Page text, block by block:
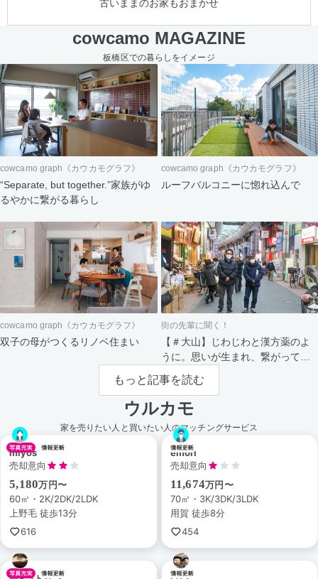
古いままのお家もおまかせ
cowcamo MAGAZINE
板橋区での暮らしをイメージ
cowcamo graph《カウカモグラフ》
“Separate, but together.”家族がゆ
るやかに繋がる暮らし
cowcamo graph《カウカモグラフ》
ルーフバルコニーに惚れ込んで
cowcamo graph《カウカモグラフ》
双子の母がつくるリノベ住まい
街の先輩に聞く！
【＃大山】じわじわと漢方薬のよ
うに。思いが生まれ、繋がってい
く街。
もっと記事を読む
ウルカモ
家を売りたい人と買いたい人のマッチングサービス
miyos
売却意向
5,180万円〜
60㎡・2K/2DK/2LDK
上野毛 徒歩13分
616
emori
売却意向
11,674万円〜
70㎡・3K/3DK/3LDK
用賀 徒歩8分
454